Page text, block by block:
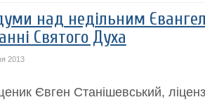
над недільним
Святого Духа
2013
Євген Станішевський,